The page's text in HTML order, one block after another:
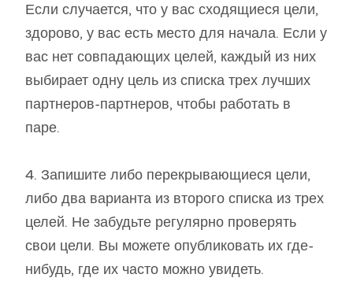
Если случается, что у вас сходящиеся цели,
здорово, у вас есть место для начала. Если у
вас нет совпадающих целей, каждый из них
выбирает одну цель из списка трех лучших
партнеров-партнеров, чтобы работать в
паре.
4. Запишите либо перекрывающиеся цели,
либо два варианта из второго списка из трех
целей. Не забудьте регулярно проверять
свои цели. Вы можете опубликовать их где-
нибудь, где их часто можно увидеть.